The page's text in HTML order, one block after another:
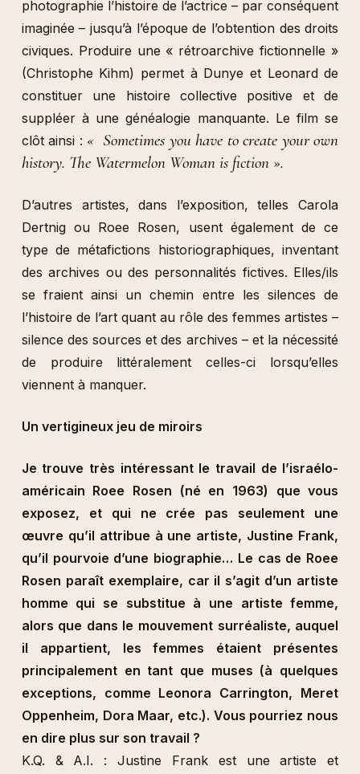
photographie l’histoire de l’actrice – par conséquent
imaginée – jusqu’à l’époque de l’obtention des droits
civiques. Produire une « rétroarchive fictionnelle »
(Christophe Kihm) permet à Dunye et Leonard de
constituer une histoire collective positive et de
suppléer à une généalogie manquante. Le film se
clôt ainsi : « Sometimes you have to create your own
history. The Watermelon Woman is fiction ».
D’autres artistes, dans l’exposition, telles Carola
Dertnig ou Roee Rosen, usent également de ce
type de métafictions historiographiques, inventant
des archives ou des personnalités fictives. Elles/ils
se fraient ainsi un chemin entre les silences de
l’histoire de l’art quant au rôle des femmes artistes –
silence des sources et des archives – et la nécessité
de produire littéralement celles-ci lorsqu’elles
viennent à manquer.
Un vertigineux jeu de miroirs
Je trouve très intéressant le travail de l’israélo-
américain Roee Rosen (né en 1963) que vous
exposez, et qui ne crée pas seulement une
œuvre qu’il attribue à une artiste, Justine Frank,
qu’il pourvoie d’une biographie… Le cas de Roee
Rosen paraît exemplaire, car il s’agit d’un artiste
homme qui se substitue à une artiste femme,
alors que dans le mouvement surréaliste, auquel
il appartient, les femmes étaient présentes
principalement en tant que muses (à quelques
exceptions, comme Leonora Carrington, Meret
Oppenheim, Dora Maar, etc.). Vous pourriez nous
en dire plus sur son travail ?
K.Q. & A.I. : Justine Frank est une artiste et